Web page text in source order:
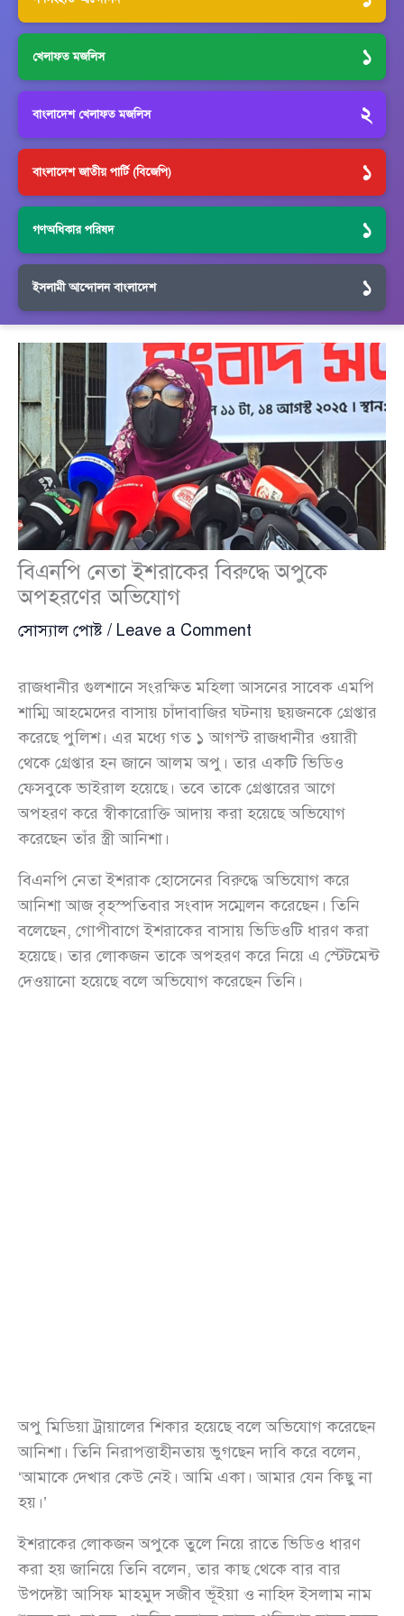
খেলাফত মজলিস ১
বাংলাদেশ খেলাফত মজলিস ২
বাংলাদেশ জাতীয় পার্টি (বিজেপি) ১
গণঅধিকার পরিষদ ১
ইসলামী আন্দোলন বাংলাদেশ ১
বিএনপি নেতা ইশরাকের বিরুদ্ধে অপুকে
অপহরণের অভিযোগ
সোস্যাল পোষ্ট / Leave a Comment
রাজধানীর গুলশানে সংরক্ষিত মহিলা আসনের সাবেক এমপি
শাম্মি আহমেদের বাসায় চাঁদাবাজির ঘটনায় ছয়জনকে গ্রেপ্তার
করেছে পুলিশ। এর মধ্যে গত ১ আগস্ট রাজধানীর ওয়ারী
থেকে গ্রেপ্তার হন জানে আলম অপু। তার একটি ভিডিও
ফেসবুকে ভাইরাল হয়েছে। তবে তাকে গ্রেপ্তারের আগে
অপহরণ করে স্বীকারোক্তি আদায় করা হয়েছে অভিযোগ
করেছেন তাঁর স্ত্রী আনিশা।
বিএনপি নেতা ইশরাক হোসেনের বিরুদ্ধে অভিযোগ করে
আনিশা আজ বৃহস্পতিবার সংবাদ সম্মেলন করেছেন। তিনি
বলেছেন, গোপীবাগে ইশরাকের বাসায় ভিডিওটি ধারণ করা
হয়েছে। তার লোকজন তাকে অপহরণ করে নিয়ে এ স্টেটমেন্ট
দেওয়ানো হয়েছে বলে অভিযোগ করেছেন তিনি।
অপু মিডিয়া ট্রায়ালের শিকার হয়েছে বলে অভিযোগ করেছেন
আনিশা। তিনি নিরাপত্তাহীনতায় ভুগছেন দাবি করে বলেন,
‘আমাকে দেখার কেউ নেই। আমি একা। আমার যেন কিছু না
হয়।’
ইশরাকের লোকজন অপুকে তুলে নিয়ে রাতে ভিডিও ধারণ
করা হয় জানিয়ে তিনি বলেন, তার কাছ থেকে বার বার
উপদেষ্টা আসিফ মাহমুদ সজীব ভূঁইয়া ও নাহিদ ইসলাম নাম